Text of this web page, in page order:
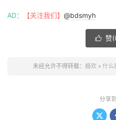
AD： 【关注我们】 @bdsmyh
 赞(
未经允许不得转载： 瘾欢 » 什么
分享到
